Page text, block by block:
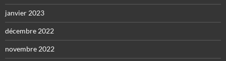
janvier 2023
décembre 2022
novembre 2022